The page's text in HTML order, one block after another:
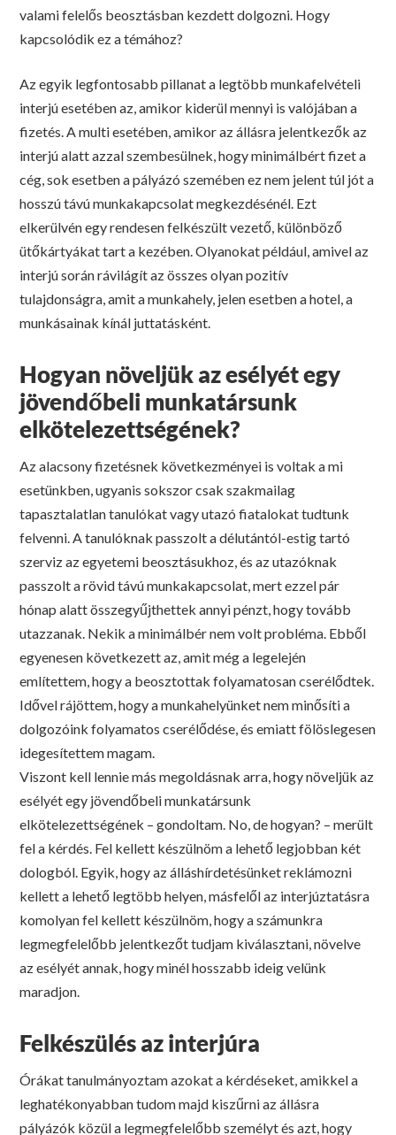
valami felelős beosztásban kezdett dolgozni. Hogy
kapcsolódik ez a témához?
Az egyik legfontosabb pillanat a legtöbb munkafelvételi
interjú esetében az, amikor kiderül mennyi is valójában a
fizetés. A multi esetében, amikor az állásra jelentkezők az
interjú alatt azzal szembesülnek, hogy minimálbért fizet a
cég, sok esetben a pályázó szemében ez nem jelent túl jót a
hosszú távú munkakapcsolat megkezdésénél. Ezt
elkerülvén egy rendesen felkészült vezető, különböző
ütőkártyákat tart a kezében. Olyanokat például, amivel az
interjú során rávilágít az összes olyan pozitív
tulajdonságra, amit a munkahely, jelen esetben a hotel, a
munkásainak kínál juttatásként.
Hogyan növeljük az esélyét egy
jövendőbeli munkatársunk
elkötelezettségének?
Az alacsony fizetésnek következményei is voltak a mi
esetünkben, ugyanis sokszor csak szakmailag
tapasztalatlan tanulókat vagy utazó fiatalokat tudtunk
felvenni. A tanulóknak passzolt a délutántól-estig tartó
szerviz az egyetemi beosztásukhoz, és az utazóknak
passzolt a rövid távú munkakapcsolat, mert ezzel pár
hónap alatt összegyűjthettek annyi pénzt, hogy tovább
utazzanak. Nekik a minimálbér nem volt probléma. Ebből
egyenesen következett az, amit még a legelején
említettem, hogy a beosztottak folyamatosan cserélődtek.
Idővel rájöttem, hogy a munkahelyünket nem minősíti a
dolgozóink folyamatos cserélődése, és emiatt fölöslegesen
idegesítettem magam.
Viszont kell lennie más megoldásnak arra, hogy növeljük az
esélyét egy jövendőbeli munkatársunk
elkötelezettségének – gondoltam. No, de hogyan? – merült
fel a kérdés. Fel kellett készülnöm a lehető legjobban két
dologból. Egyik, hogy az álláshírdetésünket reklámozni
kellett a lehető legtöbb helyen, másfelől az interjúztatásra
komolyan fel kellett készülnöm, hogy a számunkra
legmegfelelőbb jelentkezőt tudjam kiválasztani, növelve
az esélyét annak, hogy minél hosszabb ideig velünk
maradjon.
Felkészülés az interjúra
Órákat tanulmányoztam azokat a kérdéseket, amikkel a
leghatékonyabban tudom majd kiszűrni az állásra
pályázók közül a legmegfelelőbb személyt és azt, hogy